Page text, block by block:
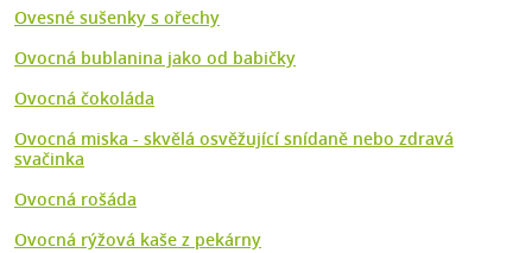
Ovesné sušenky s ořechy
Ovocná bublanina jako od babičky
Ovocná čokoláda
Ovocná miska - skvělá osvěžující snídaně nebo zdravá
svačinka
Ovocná rošáda
Ovocná rýžová kaše z pekárny